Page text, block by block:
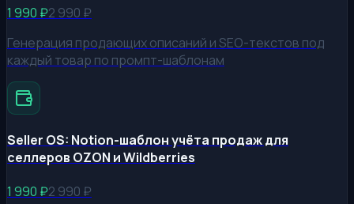
1 990 ₽2 990 ₽
Генерация продающих описаний и SEO-текстов под
каждый товар по промпт-шаблонам
Seller OS: Notion-шаблон учёта продаж для
селлеров OZON и Wildberries
1 990 ₽2 990 ₽